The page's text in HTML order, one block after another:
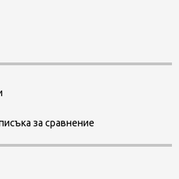
за сравнение